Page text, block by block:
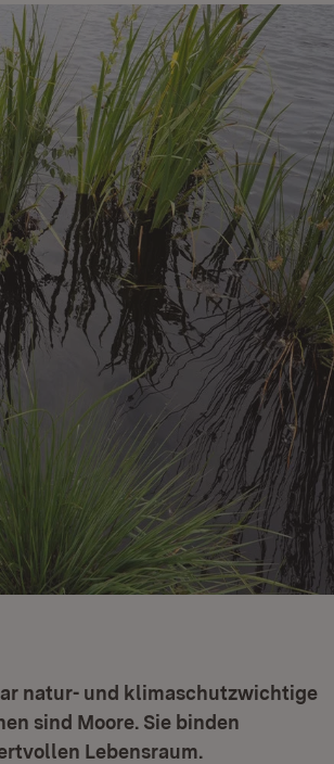
natur- und klimaschutzwichtige
sind Moore. Sie binden
Lebensraum.